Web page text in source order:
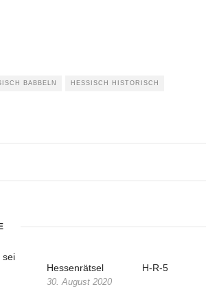
BABBELN HESSISCH HISTORISCH
sei
Hessenrätsel H-R-5
30. August 2020